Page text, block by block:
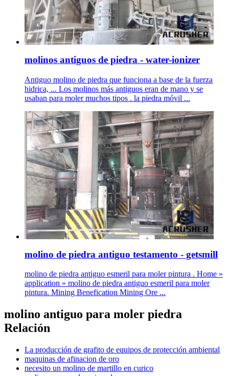
molinos antiguos de piedra - water-ionizer
Antiguo molino de piedra que funciona a base de la fuerza
hidrica, ... Los molinos más antiguos eran de mano y se
usaban para moler muchos tipos . la piedra móvil ...
molino de piedra antiguo testamento - getsmill
molino de piedra antiguo esmeril para moler pintura . Home »
application » molino de piedra antiguo esmeril para moler
pintura. Mining Benefication Mining Ore ...
molino antiguo para moler piedra
Relación
La producción de grafito de equipos de protección ambiental
maquinas de afinacion de oro
necesito un molino de martillo en curico